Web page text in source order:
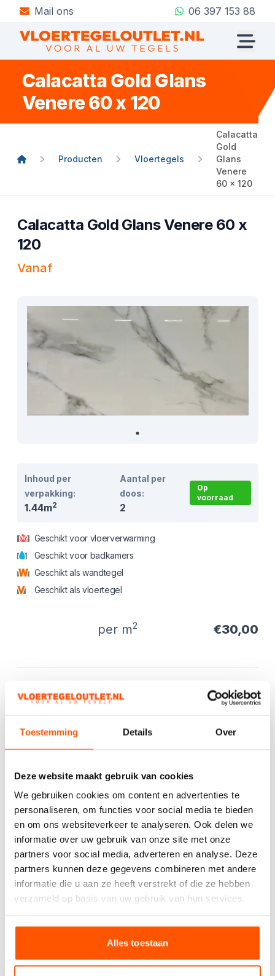
Toestemming Details Over
Deze website maakt gebruik van cookies
We gebruiken cookies om content en advertenties te
personaliseren, om functies voor social media te bieden
en om ons websiteverkeer te analyseren. Ook delen we
informatie over uw gebruik van onze site met onze
partners voor social media, adverteren en analyse. Deze
partners kunnen deze gegevens combineren met andere
informatie die u aan ze heeft verstrekt of die ze hebben
verzameld op basis van uw gebruik van hun services.
Alles toestaan
Mail ons 06 397 153 88
Calacatta Gold Glans
Venere 60 x 120
Producten Vloertegels
Calacatta
Gold
Glans
Venere
60 x 120
Calacatta Gold Glans Venere 60 x
120
Vanaf
Inhoud per
verpakking:
1.44m2
Aantal per
doos:
2
Op
voorraad
Geschikt voor vloerverwarming
Geschikt voor badkamers
Geschikt als wandtegel
Geschikt als vloertegel
per m2 €30,00
Productbeschrijving
Prachtige marmer look tegels met warme ondertoon.
aanvullende afbeeldingen.
Kies het aantal:
Berekentool
Offerte aanvragen